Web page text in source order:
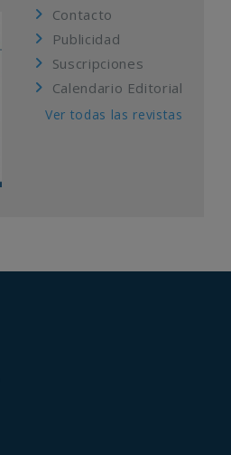
Contacto
Publicidad
Suscripciones
Calendario Editorial
Ver todas las revistas